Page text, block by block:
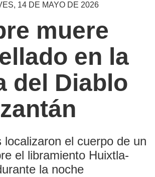
14 DE MAYO DE 2026
muere
en la
del Diablo
localizaron el cuerpo de un
el libramiento Huixtla-
la noche